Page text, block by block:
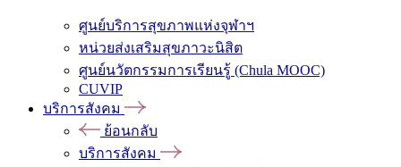
ศูนย์บริการสุขภาพแห่งจุฬาฯ
หน่วยส่งเสริมสุขภาวะนิสิต
ศูนย์นวัตกรรมการเรียนรู้ (Chula MOOC)
CUVIP
บริการสังคม
ย้อนกลับ
บริการสังคม